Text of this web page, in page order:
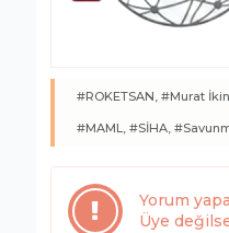
#ROKETSAN, #Murat
#MAML, #SİHA,
Yorum
Üye